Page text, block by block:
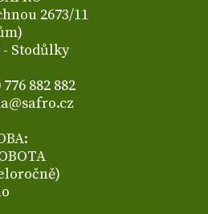
2673/11
- Stodůlky
882 882